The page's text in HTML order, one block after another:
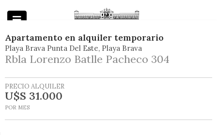
Apartamento en alquiler temporario
Playa Brava Punta Del Este Playa Brava
Rbla Lorenzo Batlle Pacheco 304
PRECIO ALQUILER
U$S 31.000
POR MES